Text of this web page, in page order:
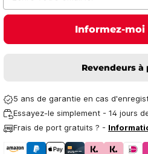
Informez-moi
Revendeurs
5 ans de garantie en cas
Essayez-le simplement - 14 jours
Frais de port gratuits ? -